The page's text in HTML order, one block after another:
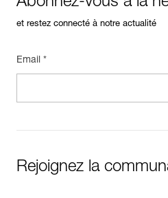
et restez connecté à notre actualité
Email *
Rejoignez la